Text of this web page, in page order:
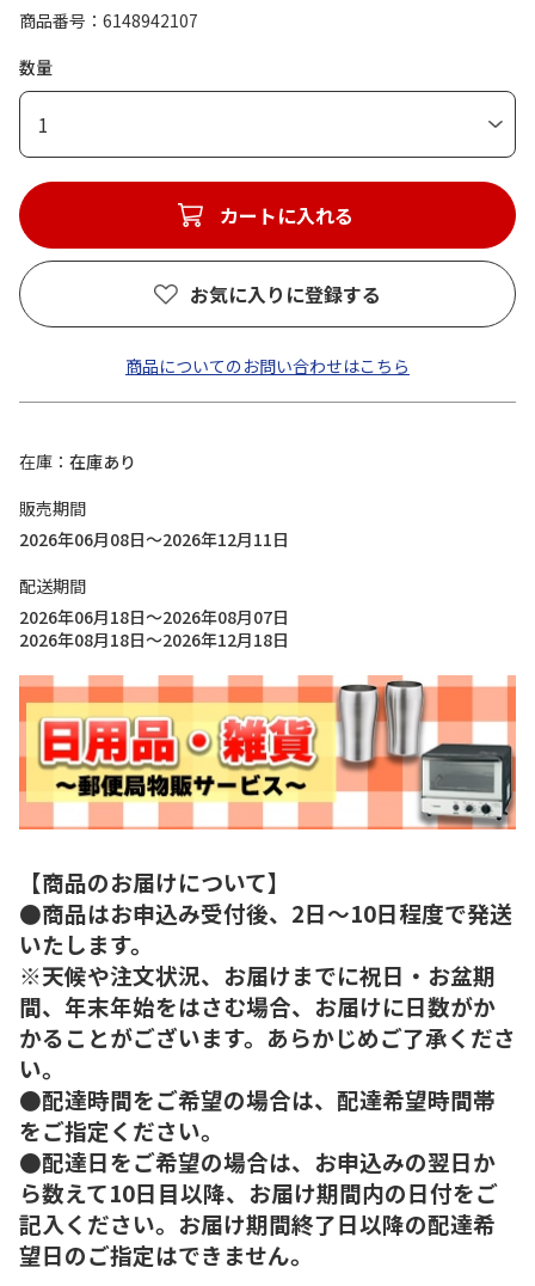
商品番号
6148942107
数量
1
カートに入れる
お気に入りに登録する
商品についてのお問い合わせはこちら
在庫
在庫あり
販売期間
2026年06月08日～2026年12月11日
配送期間
2026年06月18日～2026年08月07日
2026年08月18日～2026年12月18日
【商品のお届けについて】
●商品はお申込み受付後、2日～10日程度で発送
いたします。
※天候や注文状況、お届けまでに祝日・お盆期
間、年末年始をはさむ場合、お届けに日数がか
かることがございます。あらかじめご了承くださ
い。
●配達時間をご希望の場合は、配達希望時間帯
をご指定ください。
●配達日をご希望の場合は、お申込みの翌日か
ら数えて10日目以降、お届け期間内の日付をご
記入ください。お届け期間終了日以降の配達希
望日のご指定はできません。